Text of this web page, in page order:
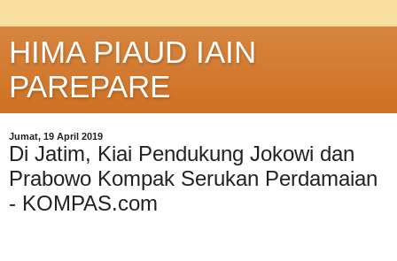
HIMA PIAUD IAIN
PAREPARE
Jumat, 19 April 2019
Di Jatim, Kiai Pendukung Jokowi dan
Prabowo Kompak Serukan Perdamaian
- KOMPAS.com